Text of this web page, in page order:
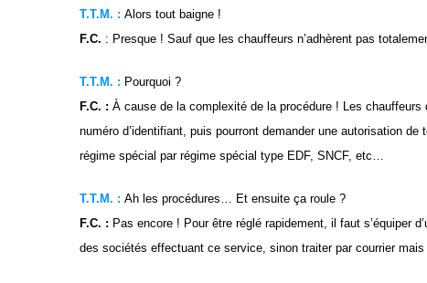
T.T.M. : Alors tout baigne !
F.C. : Presque ! Sauf que les chauffeurs n’adhèrent pas
T.T.M. : Pourquoi ?
F.C. : À cause de la complexité de la procédure ! Les
numéro d’identifiant, puis pourront demander une autorisation
régime spécial par régime spécial type EDF, SNCF, etc…
T.T.M. : Ah les procédures… Et ensuite ça roule ?
F.C. : Pas encore ! Pour être réglé rapidement, il faut s’équiper
des sociétés effectuant ce service, sinon traiter par courrier mais